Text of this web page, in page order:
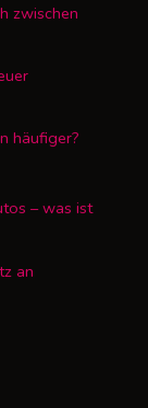
zwischen
häufiger?
– was ist
an